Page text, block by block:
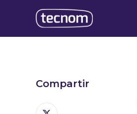
Compartir
Share